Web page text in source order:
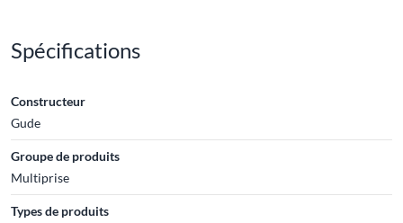
Spécifications
Constructeur
Gude
Groupe de produits
Multiprise
Types de produits